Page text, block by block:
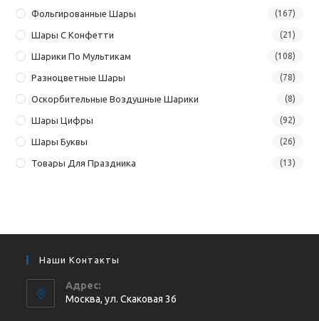
Фольгированные Шары (167)
Шары С Конфетти (21)
Шарики По Мультикам (108)
Разноцветные Шары (78)
Оскорбительные Воздушные Шарики (8)
Шары Цифры (92)
Шары Буквы (26)
Товары Для Праздника (13)
Наши Контакты
Адрес:
Москва, ул. Cкаковая 36